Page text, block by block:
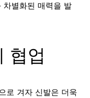
차별화된 매력을 발
협업
로 겨자 신발은 더욱